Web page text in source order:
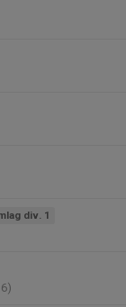
div. 1